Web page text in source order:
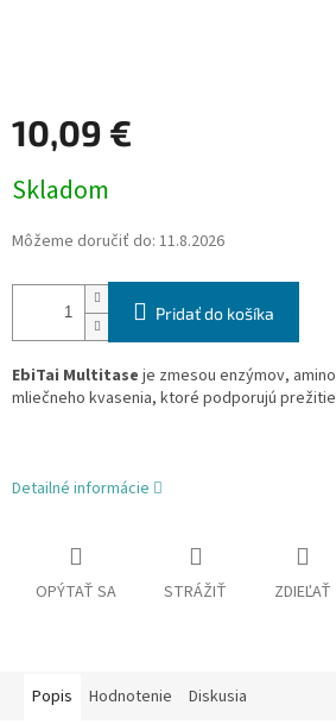
10,09 €
cena:
Skladom
Môžeme doručiť do: 11.8.2026
Pridať do košíka
EbiTai Multitase je zmesou enzýmov,
mliečneho kvasenia, ktoré podporujú
Detailné informácie
OPÝTAŤ SA STRÁŽIŤ ZDIEĽAŤ
Popis Hodnotenie Diskusia